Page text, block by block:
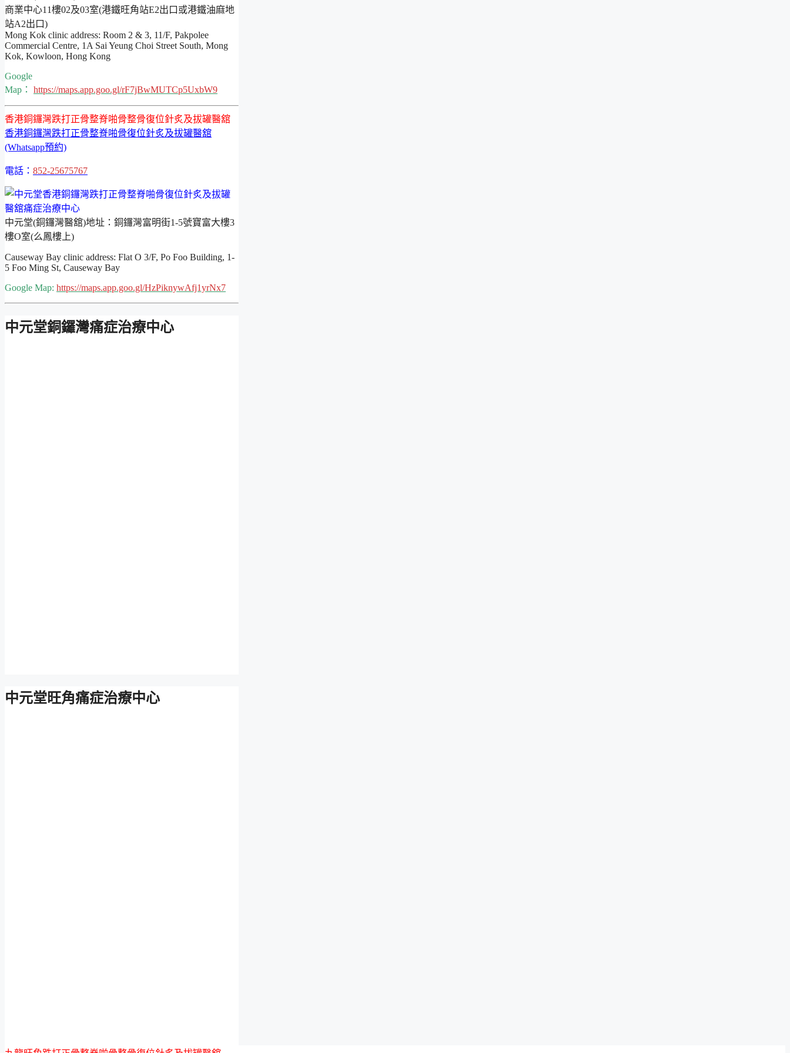
商業中心11樓02及03室(港鐵旺角站E2出口或港鐵油麻地
站A2出口)
Mong Kok clinic address: Room 2 & 3, 11/F, Pakpolee
Commercial Centre, 1A Sai Yeung Choi Street South, Mong
Kok, Kowloon, Hong Kong
Google
Map： https://maps.app.goo.gl/rF7jBwMUTCp5UxbW9
香港銅鑼灣跌打正骨整脊啪骨整骨復位針炙及拔罐醫舘
香港銅鑼灣跌打正骨整脊啪骨復位針炙及拔罐醫舘
(Whatsapp預約)
電話： 852-25675767
中元堂(銅鑼灣醫舘)地址：銅鑼灣富明街1-5號寶富大樓3
樓O室(么鳳樓上)
Causeway Bay clinic address: Flat O 3/F, Po Foo Building, 1-
5 Foo Ming St, Causeway Bay
Google Map: https://maps.app.goo.gl/HzPiknywAfj1yrNx7
中元堂銅鑼灣痛症治療中心
中元堂旺角痛症治療中心